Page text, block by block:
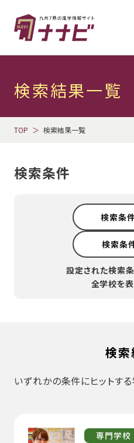
検索結果一覧
TOP 検索結果一覧
検索条件
検索条
検索条
設定された検索条
全学校を表
検索
いずれかの条件にヒットす
専門学校